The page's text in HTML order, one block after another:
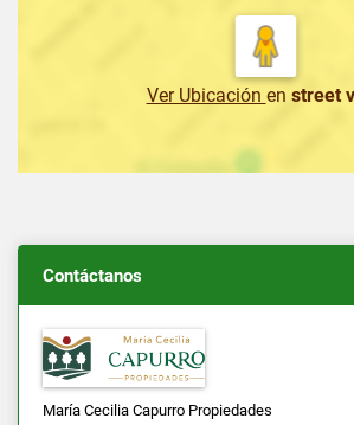
Ver Ubicación en street
Contáctanos
María Cecilia Capurro Propiedades